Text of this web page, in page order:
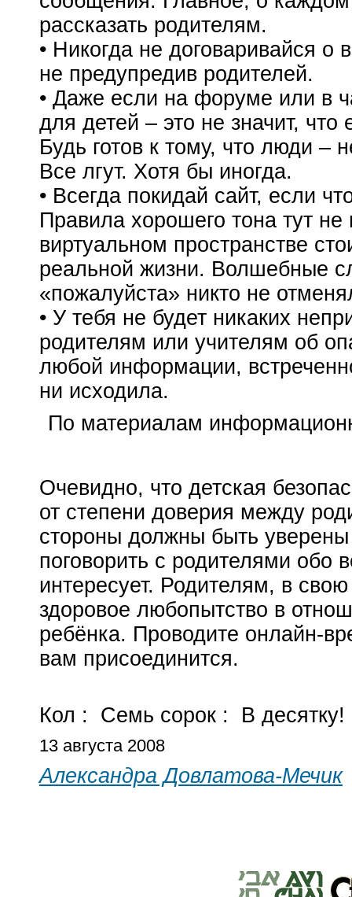
рассказать родителям.
• Никогда не договаривайся о
не предупредив родителей.
• Даже если на форуме или в
для детей – это не значит,
Будь готов к тому, что люди –
Все лгут. Хотя бы иногда.
• Всегда покидай сайт, если
Правила хорошего тона тут
виртуальном пространстве
реальной жизни. Волшебные
«пожалуйста» никто не
• У тебя не будет никаких
родителям или учителям об
любой информации,
ни исходила.
По материалам
Очевидно, что детская
от степени доверия между
стороны должны быть
поговорить с родителями обо
интересует. Родителям, в
здоровое любопытство в
ребёнка. Проводите онлайн-
вам присоединится.
Кол : Семь сорок : В
13 августа 2008
Александра Довлатова-Мечик